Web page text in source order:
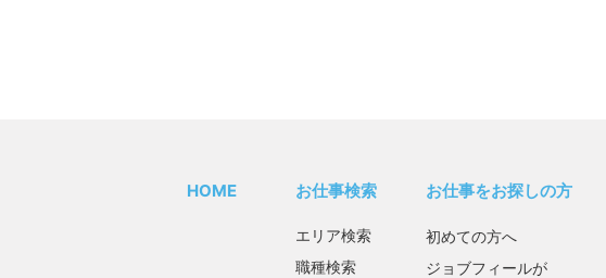
HOME お仕事検索
エリア検索
職種検索
お仕事をお探しの方
初めての方へ
ジョブフィールが